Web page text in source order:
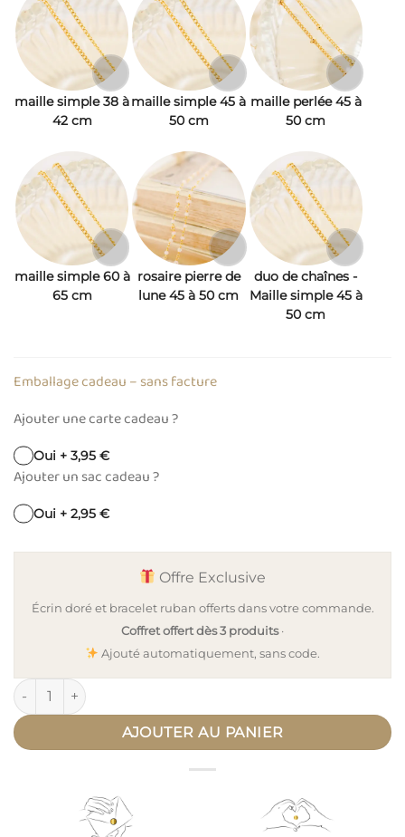
maille simple 38 à
42 cm
maille simple 45 à
50 cm
maille perlée 45 à
50 cm
maille simple 60 à
65 cm
rosaire pierre de
lune 45 à 50 cm
duo de chaînes -
Maille simple 45 à
50 cm
Emballage cadeau – sans facture
Ajouter une carte cadeau ?
Oui + 3,95 €
Ajouter un sac cadeau ?
Oui + 2,95 €
Offre Exclusive
Écrin doré et bracelet ruban offerts dans votre commande.
Coffret offert dès 3 produits·
Ajouté automatiquement, sans code.
quantité de Pendentif personnalisé médaille ronde or lettre
AJOUTER AU PANIER